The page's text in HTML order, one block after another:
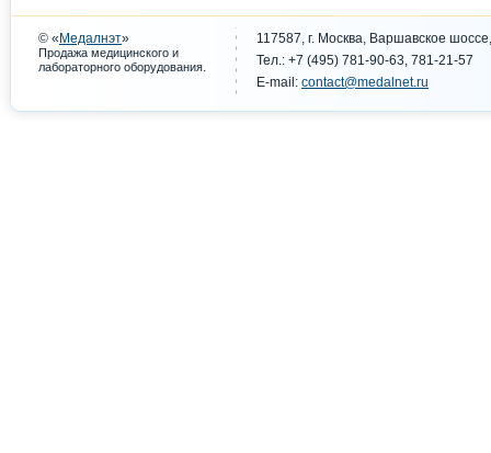
© « Медалнэт»
Продажа медицинского и
лабораторного оборудования.
117587, г. Москва, Варшавское
Тел.: +7 (495) 781-90-63, 781-21-57
E-mail: contact@medalnet.ru